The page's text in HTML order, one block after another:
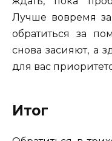
Лучше вовремя
обратиться за
снова засияют, а
для вас
Итог